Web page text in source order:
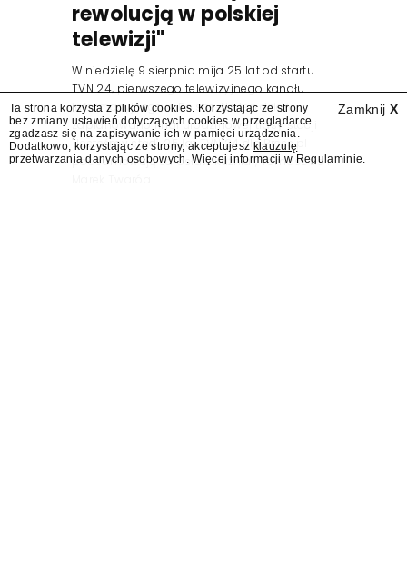
rewolucją w polskiej
telewizji"
W niedzielę 9 sierpnia mija 25 lat od startu
TVN 24, pierwszego telewizyjnego kanału
informacyjnego w Polsce. Na ten dzień
zaplanowano finał urodzinowej trasy stacji
"Jesteśmy stąd". 25 lat TVN 24 dla Press.pl
podsumowują Jarosław Kuźniar, Tomasz Lis i
Zamknij X
Ta strona korzysta z plików cookies. Korzystając ze strony
bez zmiany ustawień dotyczących cookies w przeglądarce
zgadzasz się na zapisywanie ich w pamięci urządzenia.
Dodatkowo, korzystając ze strony, akceptujesz klauzulę
przetwarzania danych osobowych . Więcej informacji w Regulaminie.